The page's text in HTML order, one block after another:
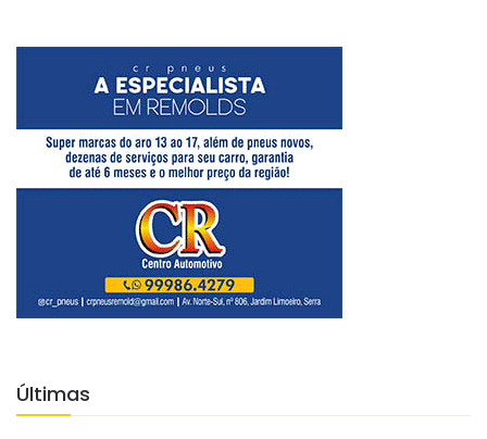
Últimas